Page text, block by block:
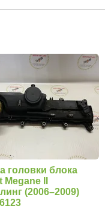
головки блока
Megane II
(2006–2009)